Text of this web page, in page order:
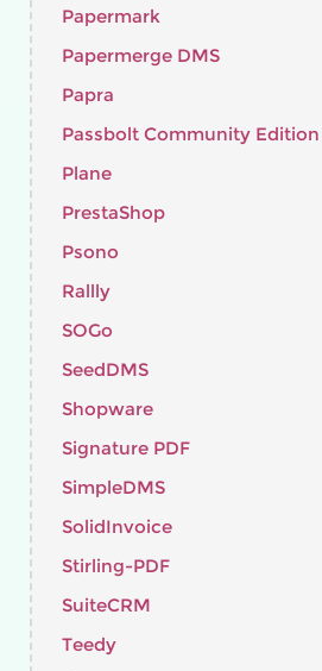
Papermark
Papermerge DMS
Papra
Passbolt Community Edition
Plane
PrestaShop
Psono
Rallly
SOGo
SeedDMS
Shopware
Signature PDF
SimpleDMS
SolidInvoice
Stirling-PDF
SuiteCRM
Teedy